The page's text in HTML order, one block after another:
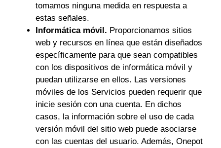
tomamos ninguna medida en respuesta a
estas señales.
Informática móvil. Proporcionamos sitios
web y recursos en línea que están diseñados
específicamente para que sean compatibles
con los dispositivos de informática móvil y
puedan utilizarse en ellos. Las versiones
móviles de los Servicios pueden requerir que
inicie sesión con una cuenta. En dichos
casos, la información sobre el uso de cada
versión móvil del sitio web puede asociarse
con las cuentas del usuario. Además, Onepot